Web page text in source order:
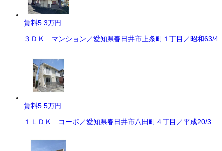
賃料5.3万円
３ＤＫ マンション／愛知県春日井市上条町１丁目／昭和63/4
賃料5.5万円
１ＬＤＫ コーポ／愛知県春日井市八田町４丁目／平成20/3